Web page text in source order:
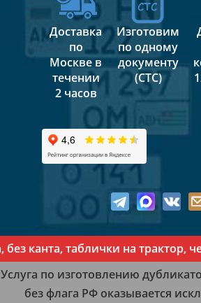
Доставка
по
Москве в
течении
2 часов
Изготовим
по одному
документу
(СТС)
таблички на трактор,
Услуга по изготовлению
без флага РФ оказывается